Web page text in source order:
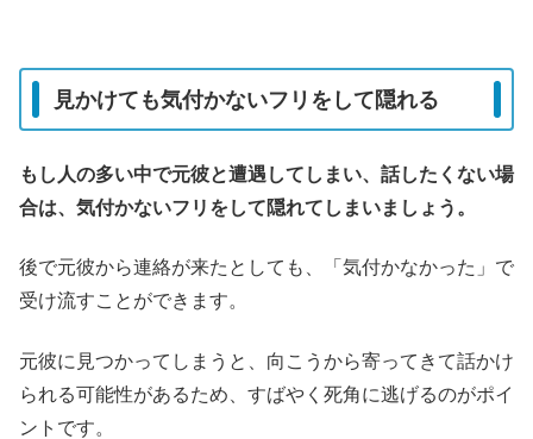
見かけても気付かないフリをして隠れる
もし人の多い中で元彼と遭遇してしまい、話したくない場
合は、気付かないフリをして隠れてしまいましょう。
後で元彼から連絡が来たとしても、「気付かなかった」で
受け流すことができます。
元彼に見つかってしまうと、向こうから寄ってきて話かけ
られる可能性があるため、すばやく死角に逃げるのがポイ
ントです。